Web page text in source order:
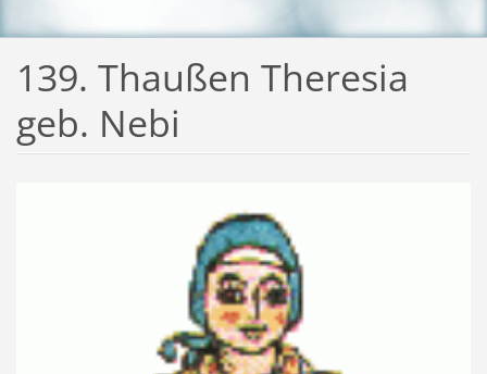
139. Thaußen Theresia
geb. Nebi